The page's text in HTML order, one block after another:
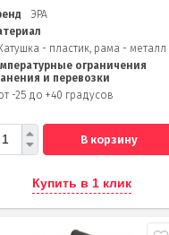
ЭРА
- пластик, рама - металл
ограничения
и перевозки
-25 до +40 градусов
В корзину
Купить в 1 клик